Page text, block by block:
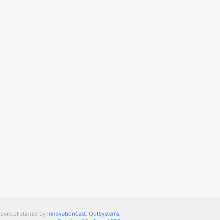
started by InnovationCast, OutSystems,